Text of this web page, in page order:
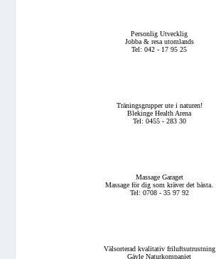
Personlig Utvecklig
Jobba & resa utomlands
Tel: 042 - 17 95 25
Träningsgrupper ute i naturen!
Blekinge Health Arena
Tel: 0455 - 283 30
Massage Garaget
Massage för dig som kräver det bästa.
Tel: 0708 - 35 97 92
Välsorterad kvalitativ friluftsutrustning
Gävle Naturkompaniet